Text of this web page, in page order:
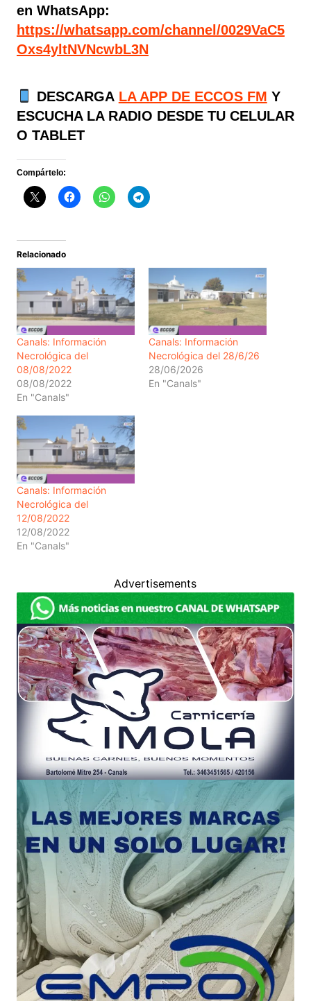
en WhatsApp:
https://whatsapp.com/channel/0029VaC5
Oxs4yltNVNcwbL3N
DESCARGA LA APP DE ECCOS FM Y
ESCUCHA LA RADIO DESDE TU CELULAR
O TABLET
Compártelo:
Relacionado
Canals: Información
Necrológica del
08/08/2022
08/08/2022
En "Canals"
Canals: Información
Necrológica del 28/6/26
28/06/2026
En "Canals"
Canals: Información
Necrológica del
12/08/2022
12/08/2022
En "Canals"
Advertisements